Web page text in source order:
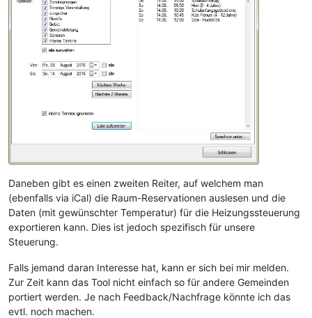
Daneben gibt es einen zweiten Reiter, auf welchem man
(ebenfalls via iCal) die Raum-Reservationen auslesen und die
Daten (mit gewünschter Temperatur) für die Heizungssteuerung
exportieren kann. Dies ist jedoch spezifisch für unsere
Steuerung.
Falls jemand daran Interesse hat, kann er sich bei mir melden.
Zur Zeit kann das Tool nicht einfach so für andere Gemeinden
portiert werden. Je nach Feedback/Nachfrage könnte ich das
evtl. noch machen.